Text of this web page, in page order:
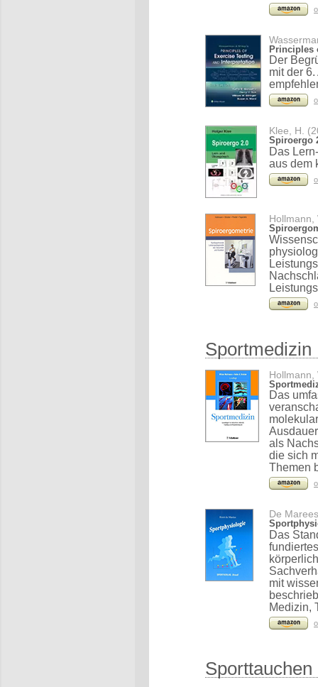
Principles
Der
mit der
Klee, H.
Spiroergo
Das
aus dem
Hollmann,
Sportmedizin
Hollmann,
Das
als
die sich
Themen
De
Das
mit
Medizin,
Sporttauchen